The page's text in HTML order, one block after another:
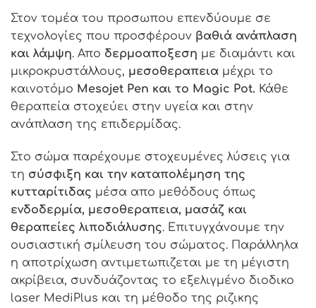
Στον τομέα του προσωπου επενδύουμε σε
τεχνολογίες που προσφέρουν βαθιά ανάπλαση
και λάμψη. Απο δερμοαποξεση με διαμάντι και
μικροκρυστάλλους, μεσοθεραπεια μέχρι το
καινοτόμο Mesojet Pen και το Magic Pot. Κάθε
θεραπεία στοχεύει στην υγεία και στην
ανάπλαση της επιδερμίδας.
Στο σώμα παρέχουμε στοχευμένες λύσεις για
τη σύσφιξη και την καταπολέμηση της
κυτταρίτιδας μέσα απο μεθόδους όπως
ενδοδερμία, μεσοθεραπεια, μασάζ και
θεραπείες λιποδιάλυσης. Επιτυγχάνουμε την
ουσιαστική σμίλευση του σώματος. Παράλληλα
η αποτρίχωση αντιμετωπιζεται με τη μέγιστη
ακρίβεια, συνδυάζοντας το εξελιγμένο διοδικο
laser MediPlus και τη μέθοδο της ριζικης